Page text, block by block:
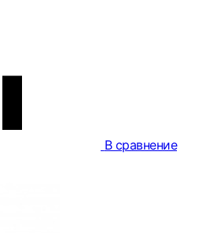
В сравнение